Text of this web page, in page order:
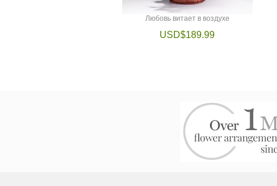
Любовь витает в воздухе
USD$189.99